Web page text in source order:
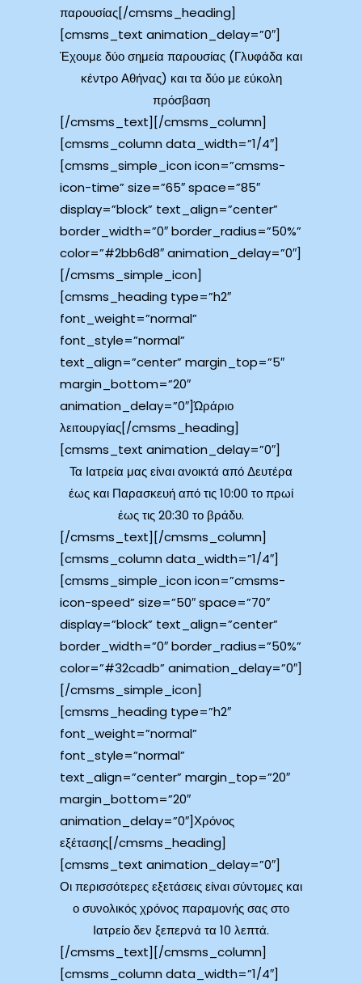
παρουσίας[/cmsms_heading]
[cmsms_text animation_delay=”0″]
Έχουμε δύο σημεία παρουσίας (Γλυφάδα και
κέντρο Αθήνας) και τα δύο με εύκολη
πρόσβαση
[/cmsms_text][/cmsms_column]
[cmsms_column data_width=”1/4″]
[cmsms_simple_icon icon=”cmsms-
icon-time” size=”65″ space=”85″
display=”block” text_align=”center”
border_width=”0″ border_radius=”50%”
color=”#2bb6d8″ animation_delay=”0″]
[/cmsms_simple_icon]
[cmsms_heading type=”h2″
font_weight=”normal”
font_style=”normal”
text_align=”center” margin_top=”5″
margin_bottom=”20″
animation_delay=”0″]Ώράριο
λειτουργίας[/cmsms_heading]
[cmsms_text animation_delay=”0″]
Τα Ιατρεία μας είναι ανοικτά από Δευτέρα
έως και Παρασκευή από τις 10:00 το πρωί
έως τις 20:30 το βράδυ.
[/cmsms_text][/cmsms_column]
[cmsms_column data_width=”1/4″]
[cmsms_simple_icon icon=”cmsms-
icon-speed” size=”50″ space=”70″
display=”block” text_align=”center”
border_width=”0″ border_radius=”50%”
color=”#32cadb” animation_delay=”0″]
[/cmsms_simple_icon]
[cmsms_heading type=”h2″
font_weight=”normal”
font_style=”normal”
text_align=”center” margin_top=”20″
margin_bottom=”20″
animation_delay=”0″]Χρόνος
εξέτασης[/cmsms_heading]
[cmsms_text animation_delay=”0″]
Οι περισσότερες εξετάσεις είναι σύντομες και
ο συνολικός χρόνος παραμονής σας στο
Ιατρείο δεν ξεπερνά τα 10 λεπτά.
[/cmsms_text][/cmsms_column]
[cmsms_column data_width=”1/4″]